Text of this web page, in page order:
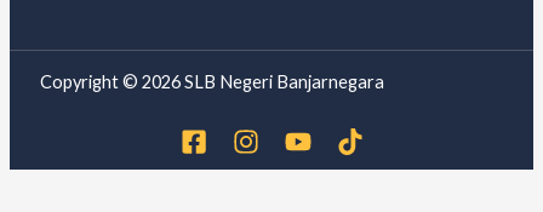
Copyright © 2026 SLB Negeri Banjarnegara